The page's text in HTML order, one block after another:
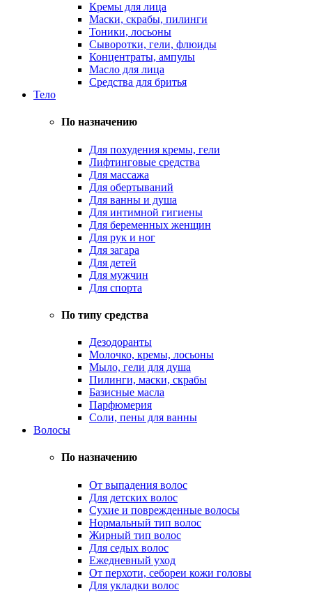
Кремы для лица
Маски, скрабы, пилинги
Тоники, лосьоны
Сыворотки, гели, флюиды
Концентраты, ампулы
Масло для лица
Средства для бритья
Тело
По назначению
Для похудения кремы, гели
Лифтинговые средства
Для массажа
Для обертываний
Для ванны и душа
Для интимной гигиены
Для беременных женщин
Для рук и ног
Для загара
Для детей
Для мужчин
Для спорта
По типу средства
Дезодоранты
Молочко, кремы, лосьоны
Мыло, гели для душа
Пилинги, маски, скрабы
Базисные масла
Парфюмерия
Соли, пены для ванны
Волосы
По назначению
От выпадения волос
Для детских волос
Сухие и поврежденные волосы
Нормальный тип волос
Жирный тип волос
Для седых волос
Ежедневный уход
От перхоти, себореи кожи головы
Для укладки волос